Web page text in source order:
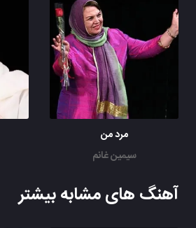
مرد من
سیمین غانم
آهنگ های مشابه بیشتر